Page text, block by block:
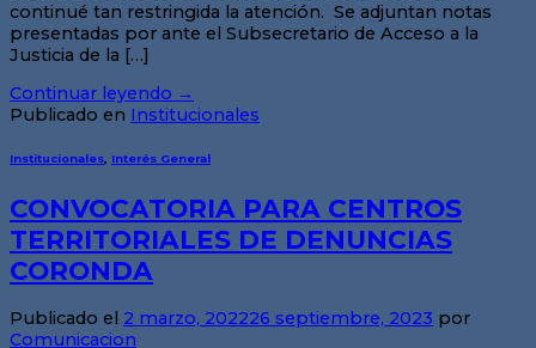
continué tan restringida la atención. Se adjuntan notas
presentadas por ante el Subsecretario de Acceso a la
Justicia de la […]
Continuar leyendo →
Publicado en Institucionales
Institucionales, Interés General
CONVOCATORIA PARA CENTROS
TERRITORIALES DE DENUNCIAS
CORONDA
Publicado el 2 marzo, 202226 septiembre, 2023 por
Comunicacion